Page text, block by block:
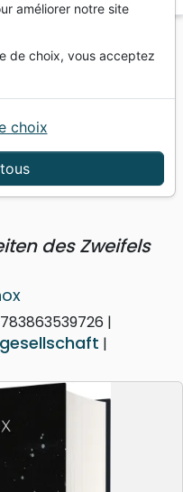
nouvelle commande
uns in Zeiten des
des Zweifels
améliorer notre site
de choix, vous acceptez
choix